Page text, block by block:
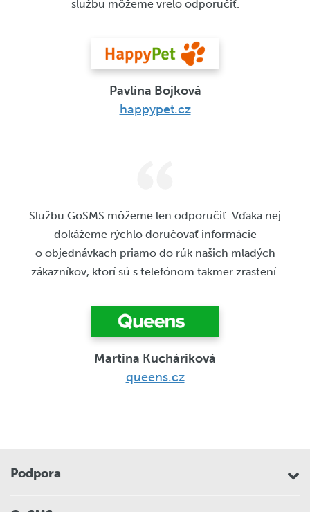
službu môžeme vrelo odporučiť.
Pavlína Bojková
happypet.cz
Službu GoSMS môžeme len odporučiť. Vďaka nej
dokážeme rýchlo doručovať informácie
o objednávkach priamo do rúk našich mladých
zákazníkov, ktorí sú s telefónom takmer zrastení.
Martina Kucháriková
queens.cz
Podpora